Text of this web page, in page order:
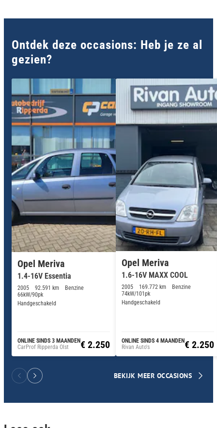
Ontdek deze occasions: Heb je ze al
gezien?
Opel Meriva
1.4-16V Essentia
2005 92.591 km
Benzine
66kW/90pk
Handgeschakeld
ONLINE SINDS 3 MAANDEN
CarProf Ripperda Olst
€ 2.250
Opel Meriva
1.6-16V MAXX COOL
2005 169.772 km
Benzine
74kW/101pk
Handgeschakeld
ONLINE SINDS 4 MAANDEN
Rivan Auto's
€ 2.250
BEKIJK MEER OCCASIONS